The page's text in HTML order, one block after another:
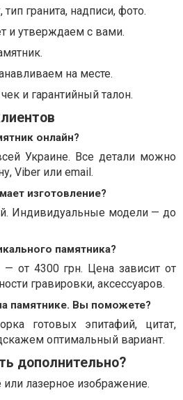
гранита, надписи, фото.
и утверждаем с вами.
на месте.
и гарантийный талон.
онлайн?
Украине. Все детали можно
Viber или email.
изготовление?
Индивидуальные модели — до
памятника?
от 4300 грн. Цена зависит от
гравировки, аксессуаров.
памятнике. Вы поможете?
готовых эпитафий, цитат,
оптимальный вариант.
дополнительно?
лазерное изображение.